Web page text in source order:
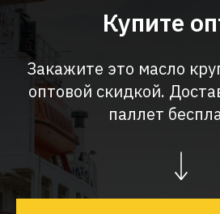
Купите
Закажите это масло
оптовой скидкой.
паллет